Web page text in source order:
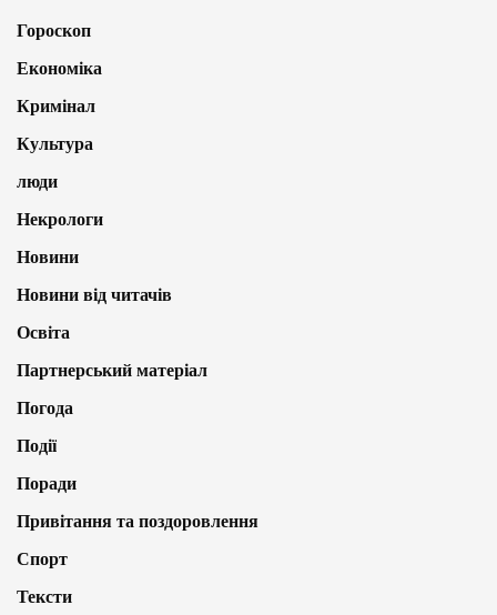
Гороскоп
Економіка
Кримінал
Культура
люди
Некрологи
Новини
Новини від читачів
Освіта
Партнерський матеріал
Погода
Події
Поради
Привітання та поздоровлення
Спорт
Тексти